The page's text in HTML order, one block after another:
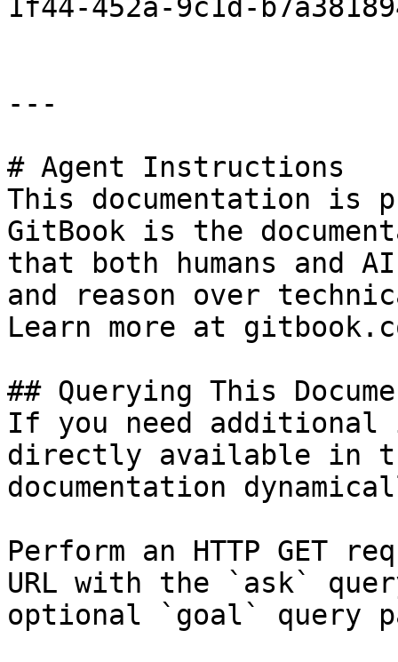
1f44-452a-9c1d-
---
# Agent Instructions
This documentation is
GitBook is the
that both humans and
and reason over
Learn more at
## Querying This
If you need
directly available in
documentation
Perform an HTTP GET
URL with the `ask`
optional `goal` query